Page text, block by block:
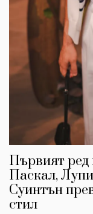
Първият ред
Паскал,
Суинтън
стил